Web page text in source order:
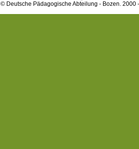
© Deutsche Pädagogische Abteilung - Bozen. 2000